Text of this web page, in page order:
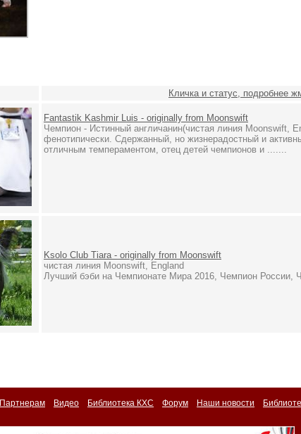
Кличка и статус, подробнее
Fantastik Kashmir Luis - originally from Moonswift
Чемпион - Истинный англичанин(чистая линия Moonswift,
фенотипически. Сдержанный, но жизнерадостный и
отличным темпераментом, отец детей чемпионов и .......
Ksolo Club Tiara - originally from Moonswift
чистая линия Moonswift, England
Лучший бэби на Чемпионате Мира 2016, Чемпион России,
Партнерам Видео Библиотека КХС Форум Наши новости